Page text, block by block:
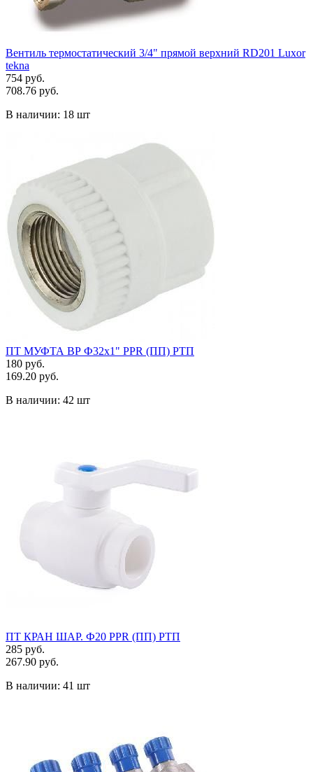
Вентиль термостатический 3/4" прямой верхний RD201 Luxor
tekna
754 руб.
708.76 руб.
В наличии: 18 шт
ПТ МУФТА ВР Ф32х1" PPR (ПП) РТП
180 руб.
169.20 руб.
В наличии: 42 шт
ПТ КРАН ШАР. Ф20 PPR (ПП) РТП
285 руб.
267.90 руб.
В наличии: 41 шт